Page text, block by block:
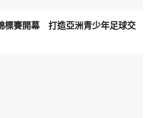
標賽開幕 打造亞洲青少年足球交